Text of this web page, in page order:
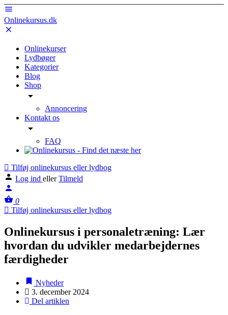
Onlinekursus.dk
Onlinekurser
Lydbøger
Kategorier
Blog
Shop
Annoncering
Kontakt os
FAQ
Tilføj onlinekursus eller lydbog
Log ind eller Tilmeld
0
Tilføj onlinekursus eller lydbog
Onlinekursus i personaletræning: Lær
hvordan du udvikler medarbejdernes
færdigheder
Nyheder
3. december 2024
Del artiklen